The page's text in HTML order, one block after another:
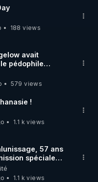
de méditation et
code
188 views
avait
pédophile
j
579 views
!
1.1 k views
57 ans
spéciale
!** 👨 🚀✨
1.1 k views